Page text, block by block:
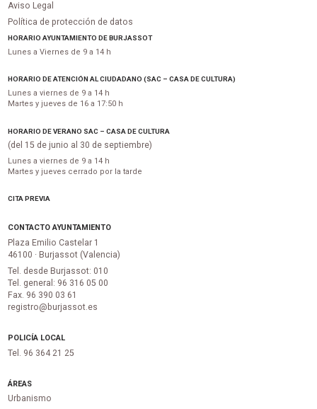
Aviso Legal
Política de protección de datos
HORARIO AYUNTAMIENTO DE BURJASSOT
Lunes a Viernes de 9 a 14 h
HORARIO DE ATENCIÓN AL CIUDADANO (SAC – CASA DE CULTURA)
Lunes a viernes de 9 a 14 h
Martes y jueves de 16 a 17:50 h
HORARIO DE VERANO SAC – CASA DE CULTURA
(del 15 de junio al 30 de septiembre)
Lunes a viernes de 9 a 14 h
Martes y jueves cerrado por la tarde
CITA PREVIA
CONTACTO AYUNTAMIENTO
Plaza Emilio Castelar 1
46100 · Burjassot (Valencia)
Tel. desde Burjassot: 010
Tel. general: 96 316 05 00
Fax. 96 390 03 61
registro@burjassot.es
POLICÍA LOCAL
Tel. 96 364 21 25
ÁREAS
Urbanismo